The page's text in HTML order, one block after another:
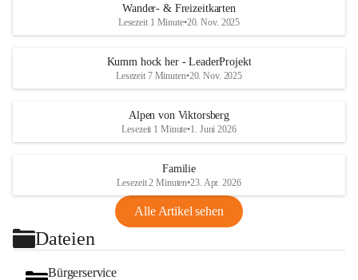
Wander- & Freizeitkarten
Lesezeit 1 Minute•20. Nov. 2025
Kumm hock her - LeaderProjekt
Lesezeit 7 Minuten•20. Nov. 2025
Alpen von Viktorsberg
Lesezeit 1 Minute•1. Juni 2026
Familie
Lesezeit 2 Minuten•23. Apr. 2026
Alle Artikel sehen
Dateien
Bürgerservice